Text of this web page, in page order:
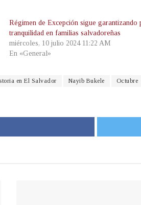
Régimen de Excepción sigue garantizando
tranquilidad en familias salvadoreñas
miércoles, 10 julio 2024 11:22 AM
En «General»
en El Salvador Nayib Bukele Octubre